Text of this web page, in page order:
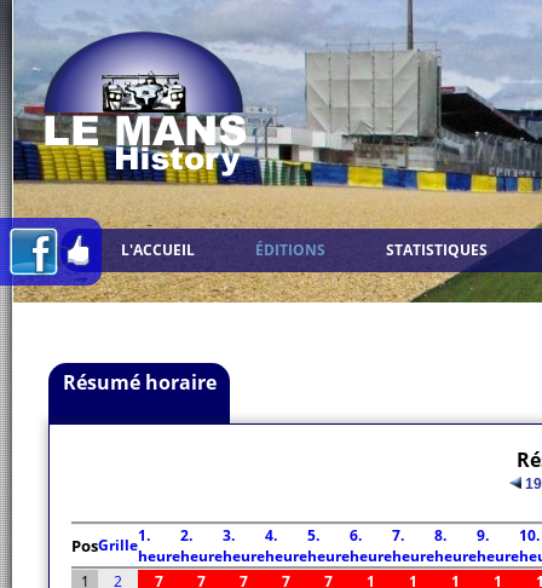
L'ACCUEIL ÉDITIONS STATISTIQUES
Résumé horaire
PosGrille1.
heure
2.
heure
3.
heure
4.
heure
5.
heure
6.
heure
7.
heure
8.
heure
9.
heure
10.
1
2 7 7 7 7 7 1 1 1 1